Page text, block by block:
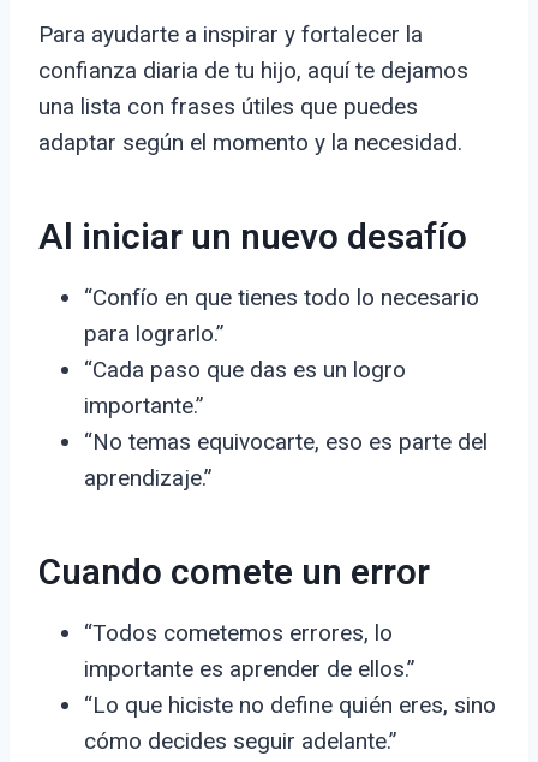
Para ayudarte a inspirar y fortalecer la
confianza diaria de tu hijo, aquí te dejamos
una lista con frases útiles que puedes
adaptar según el momento y la necesidad.
Al iniciar un nuevo desafío
“Confío en que tienes todo lo necesario
para lograrlo.”
“Cada paso que das es un logro
importante.”
“No temas equivocarte, eso es parte del
aprendizaje.”
Cuando comete un error
“Todos cometemos errores, lo
importante es aprender de ellos.”
“Lo que hiciste no define quién eres, sino
cómo decides seguir adelante.”